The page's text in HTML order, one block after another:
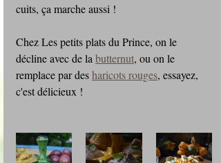
cuits, ça marche aussi !
Chez Les petits plats du Prince, on le
décline avec de la butternut, ou on le
remplace par des haricots rouges, essayez,
c'est délicieux !